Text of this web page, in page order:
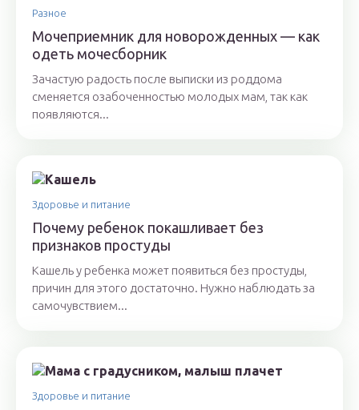
Разное
Мочеприемник для новорожденных — как
одеть мочесборник
Зачастую радость после выписки из роддома
сменяется озабоченностью молодых мам, так как
появляются...
Здоровье и питание
Почему ребенок покашливает без
признаков простуды
Кашель у ребенка может появиться без простуды,
причин для этого достаточно. Нужно наблюдать за
самочувствием...
Здоровье и питание